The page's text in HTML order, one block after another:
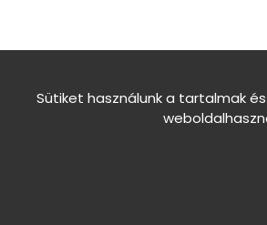
Sütiket használunk a tartalmak